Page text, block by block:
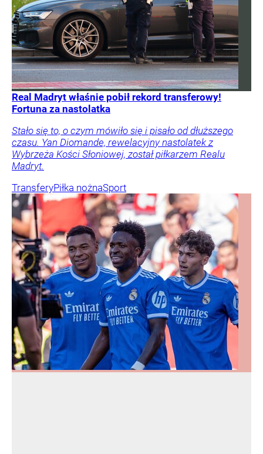
Real Madryt właśnie pobił rekord transferowy!
Fortuna za nastolatka
Stało się to, o czym mówiło się i pisało od dłuższego
czasu. Yan Diomande, rewelacyjny nastolatek z
Wybrzeża Kości Słoniowej, został piłkarzem Realu
Madryt.
TransferyPiłka nożnaSport